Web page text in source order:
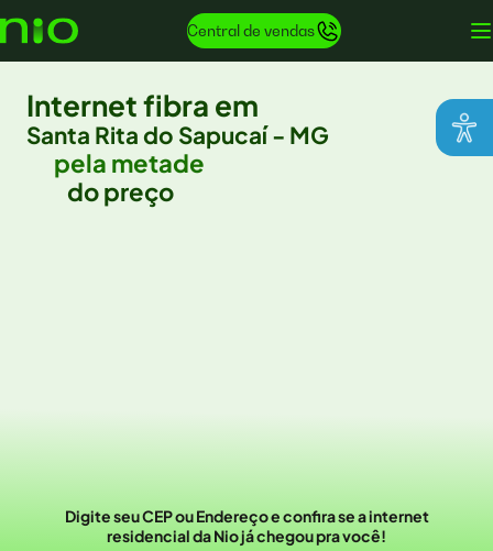
Central de vendas
Internet fibra em
Santa Rita do Sapucaí - MG
pela metade
do preço
Digite seu CEP ou Endereço e confira se a internet
residencial da Nio já chegou pra você!